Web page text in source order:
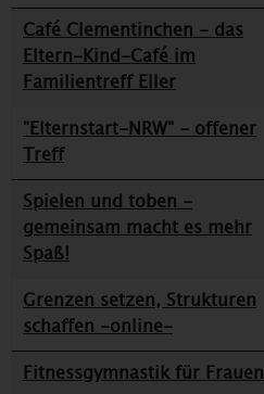
Café Clementinchen - das
Eltern-Kind-Café im
Familientreff Eller
"Elternstart-NRW" - offener
Treff
Spielen und toben -
gemeinsam macht es mehr
Spaß!
Grenzen setzen, Strukturen
schaffen -online-
Fitnessgymnastik für Frauen